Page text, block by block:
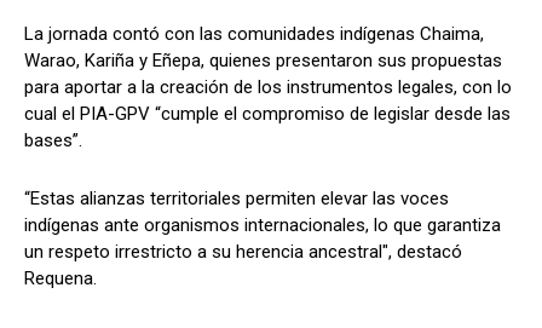
La jornada contó con las comunidades indígenas Chaima,
Warao, Kariña y Eñepa, quienes presentaron sus propuestas
para aportar a la creación de los instrumentos legales, con lo
cual el PIA-GPV “cumple el compromiso de legislar desde las
bases”.
“Estas alianzas territoriales permiten elevar las voces
indígenas ante organismos internacionales, lo que garantiza
un respeto irrestricto a su herencia ancestral", destacó
Requena.